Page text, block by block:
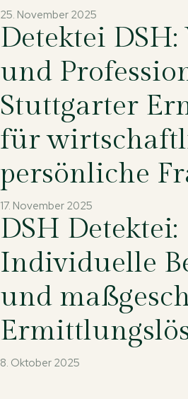
25. November 2025
Detektei
und
Stuttgarter
für
persönliche
17. November 2025
DSH Detektei:
Individuelle
und
8. Oktober 2025